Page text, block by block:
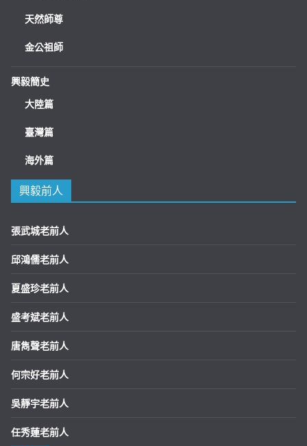
天然師尊
金公祖師
興毅簡史
大陸篇
臺灣篇
海外篇
興毅前人
張武城老前人
邱鴻儒老前人
夏盛珍老前人
盛考斌老前人
唐雋聲老前人
何宗好老前人
吳靜宇老前人
任秀蓮老前人